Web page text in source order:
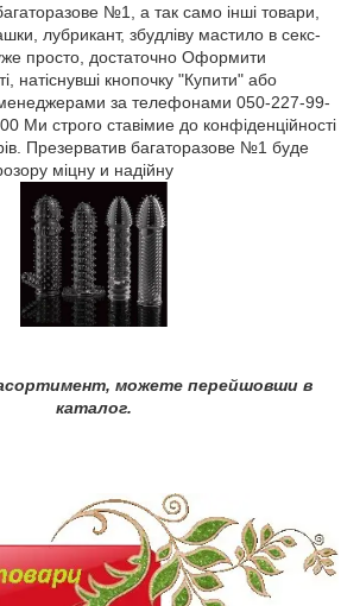
№1, а так само інші товари,
лубрикант, збудліву мастило в секс-
просто, достаточно Оформити
натіснувші кнопочку "Купити" або
за телефонами 050-227-99-
Ми строго ставімие до конфіденційності
Презерватив багаторазове №1 буде
міцну и надійну
можете перейшовши в
каталог.